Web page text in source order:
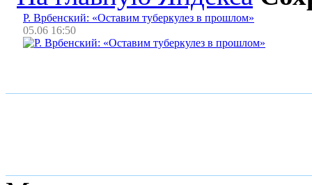
Р. Врбенский: «Оставим туберкулез в прошлом»
05.06 16:50